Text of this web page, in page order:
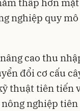
nghiệp quy
cao thu
đổi cơ cấu
thuật tiên tiến
nghiệp